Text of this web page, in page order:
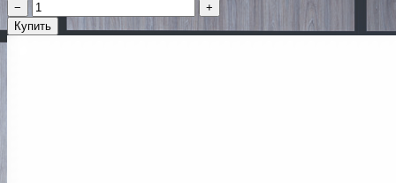
−
+
Купить